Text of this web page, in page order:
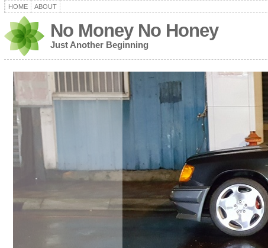
HOME ABOUT
No Money No Honey
Just Another Beginning